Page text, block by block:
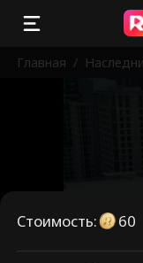
Главная /
Стоимость: 60